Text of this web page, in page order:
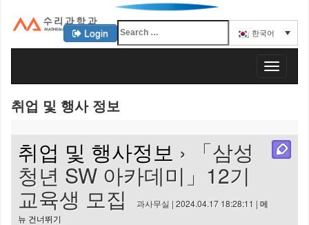
KAIST 수리과학과
Login 한국어
T
o
취업 및 행사 정보
취업 및 행사정보 › 「삼성
청년 SW 아카데미」12기
교육생 모집 과사무실 | 2024.04.17 18:28:11 | 메
뉴 건너뛰기